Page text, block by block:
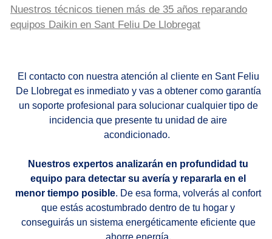
Nuestros técnicos tienen más de 35 años reparando
equipos Daikin en Sant Feliu De Llobregat
El contacto con nuestra atención al cliente en Sant Feliu
De Llobregat es inmediato y vas a obtener como garantía
un soporte profesional para solucionar cualquier tipo de
incidencia que presente tu unidad de aire
acondicionado.
Nuestros expertos analizarán en profundidad tu
equipo para detectar su avería y repararla en el
menor tiempo posible. De esa forma, volverás al confort
que estás acostumbrado dentro de tu hogar y
conseguirás un sistema energéticamente eficiente que